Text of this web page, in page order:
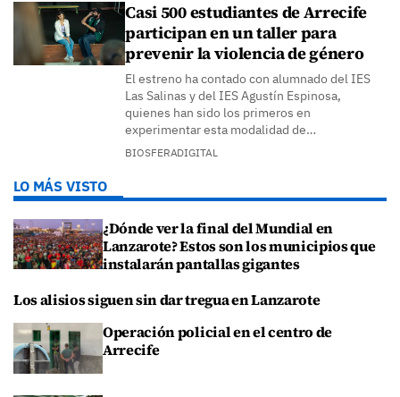
Casi 500 estudiantes de Arrecife
participan en un taller para
prevenir la violencia de género
El estreno ha contado con alumnado del IES
Las Salinas y del IES Agustín Espinosa,
quienes han sido los primeros en
experimentar esta modalidad de…
BIOSFERADIGITAL
LO MÁS VISTO
¿Dónde ver la final del Mundial en
Lanzarote? Estos son los municipios que
instalarán pantallas gigantes
Los alisios siguen sin dar tregua en Lanzarote
Operación policial en el centro de
Arrecife